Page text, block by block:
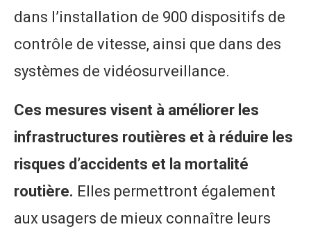
dans l’installation de 900 dispositifs de
contrôle de vitesse, ainsi que dans des
systèmes de vidéosurveillance.
Ces mesures visent à améliorer les
infrastructures routières et à réduire les
risques d’accidents et la mortalité
routière. Elles permettront également
aux usagers de mieux connaître leurs